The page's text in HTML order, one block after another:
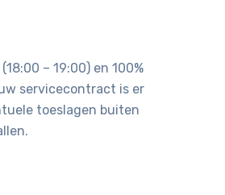
– 19:00) en 100%
servicecontract is er
toeslagen buiten